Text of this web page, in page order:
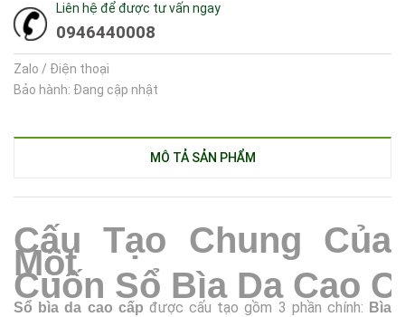
Liên hệ để được tư vấn ngay
0946440008
Zalo / Điện thoại
Bảo hành: Đang cập nhật
MÔ TẢ SẢN PHẨM
CấuTạo Chung Của
Một
Cuốn Sổ Bìa Da Cao C
Sổ bìa da cao cấp được cấu tạo gồm 3 phần chính: Bìa